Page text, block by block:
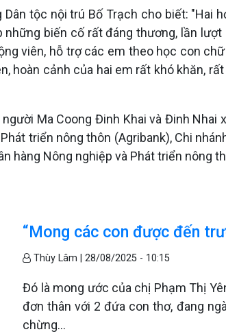
tộc nội trú Bố Trạch cho biết: "Hai
biến cố rất đáng thương, lần
viên, hỗ trợ các em theo học con
hoàn cảnh của hai em rất khó khăn,
Ma Coong Đinh Khai và Đinh Nhai
triển nông thôn (Agribank), Chi
hàng Nông nghiệp và Phát triển nông
“Mong các con được đến
Thùy Lâm |28/08/2025 - 10:15
Đó là mong ước của chị Phạm Thị
đơn thân với 2 đứa con thơ, đang
chừng...